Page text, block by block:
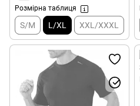
Розмірна таблиця
S/M L/XL XXL/XXXL